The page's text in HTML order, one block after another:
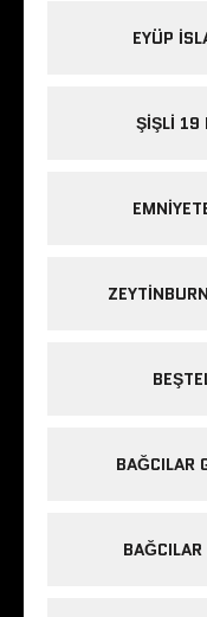
EYÜP
ŞIŞLI 19
BAĞCILAR